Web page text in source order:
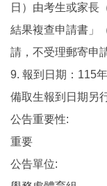
日）由考生或家長
結果複查申請書」
請，不受理郵寄申
9. 報到日期：115
備取生報到日期另
公告重要性:
重要
公告單位: